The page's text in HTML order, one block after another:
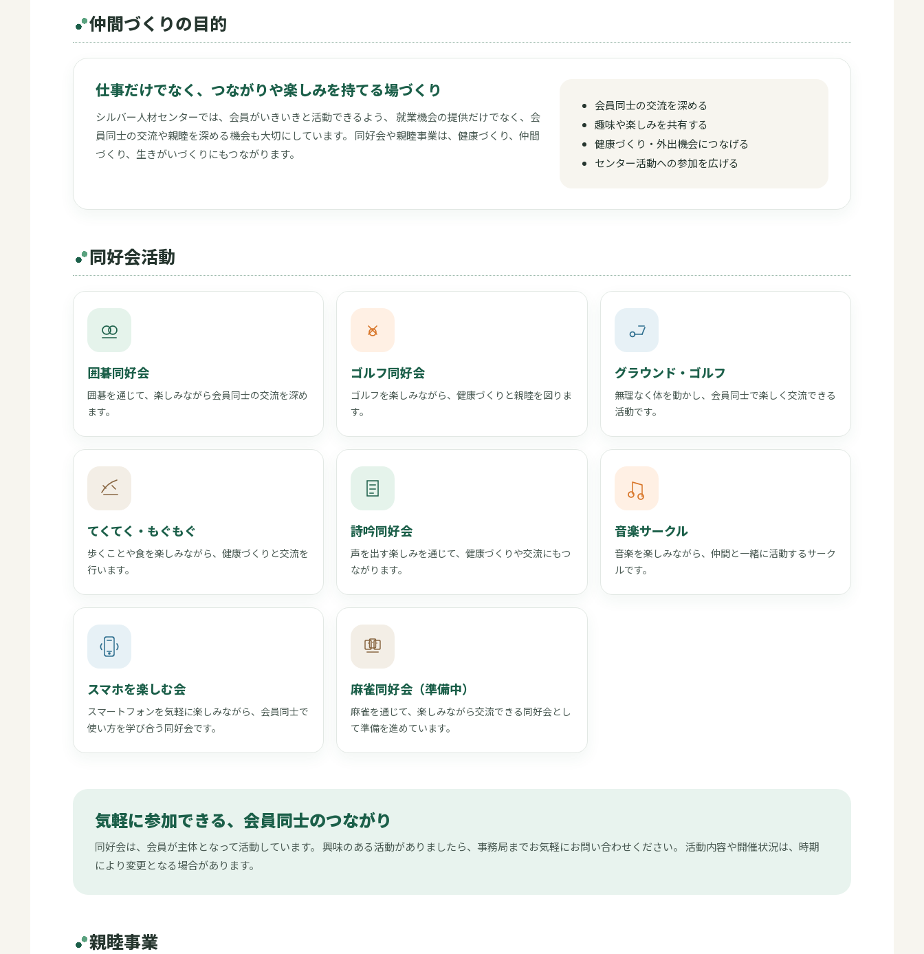
仲間づくりの目的
仕事だけでなく、つながりや楽しみを持てる場づくり
シルバー人材センターでは、会員がいきいきと活動できるよう、 就業機会の提供だけでなく、会
員同士の交流や親睦を深める機会も大切にしています。 同好会や親睦事業は、健康づくり、仲間
づくり、生きがいづくりにもつながります。
会員同士の交流を深める
趣味や楽しみを共有する
健康づくり・外出機会につなげる
センター活動への参加を広げる
同好会活動
囲碁同好会
囲碁を通じて、楽しみながら会員同士の交流を深め
ます。
ゴルフ同好会
ゴルフを楽しみながら、健康づくりと親睦を図りま
す。
グラウンド・ゴルフ
無理なく体を動かし、会員同士で楽しく交流できる
活動です。
てくてく・もぐもぐ
歩くことや食を楽しみながら、健康づくりと交流を
行います。
詩吟同好会
声を出す楽しみを通じて、健康づくりや交流にもつ
ながります。
音楽サークル
音楽を楽しみながら、仲間と一緒に活動するサーク
ルです。
スマホを楽しむ会
スマートフォンを気軽に楽しみながら、会員同士で
使い方を学び合う同好会です。
麻雀同好会（準備中）
麻雀を通じて、楽しみながら交流できる同好会とし
て準備を進めています。
気軽に参加できる、会員同士のつながり
同好会は、会員が主体となって活動しています。 興味のある活動がありましたら、事務局までお気軽にお問い合わせください。 活動内容や開催状況は、時期
により変更となる場合があります。
親睦事業